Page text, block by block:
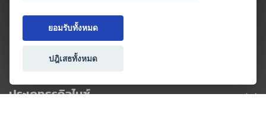
ประเภทธุรกิจไมซ์
ยอมรับทั้งหมด
ปฎิเสธทั้งหมด